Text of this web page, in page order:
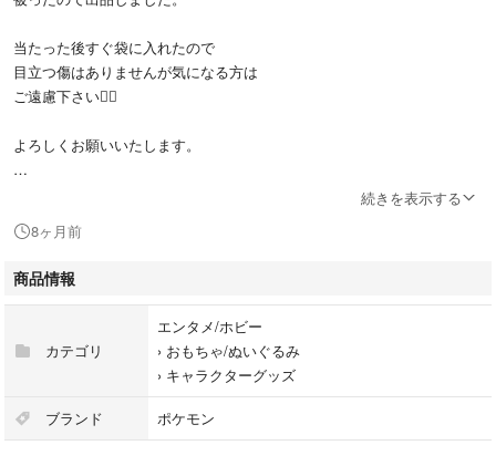
当たった後すぐ袋に入れたので
目立つ傷はありませんが気になる方は
ご遠慮下さい🙇‍♀️
よろしくお願いいたします。
#ベストタッグ1弾
#スーパートレジャー
続きを表示する
8ヶ月前
商品情報
カテゴリ
エンタメ/ホビー
› おもちゃ/ぬいぐるみ
› キャラクターグッズ
ブランド ポケモン